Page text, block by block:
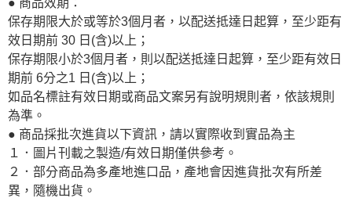
保存期限大於或等於3個月者，以配送抵達日起算，至少距有
效日期前 30 日(含)以上；
保存期限小於3個月者，則以配送抵達日起算，至少距有效日
期前 6分之1 日(含)以上；
如品名標註有效日期或商品文案另有說明規則者，依該規則
為準。
● 商品採批次進貨以下資訊，請以實際收到實品為主
１．圖片刊載之製造/有效日期僅供參考。
２．部分商品為多產地進口品，產地會因進貨批次有所差
異，隨機出貨。